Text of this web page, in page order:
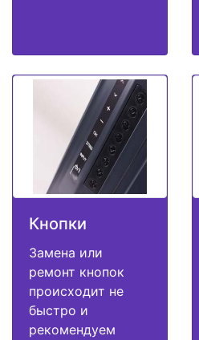
Кнопки
Замена или
ремонт кнопок
происходит не
быстро и
рекомендуем